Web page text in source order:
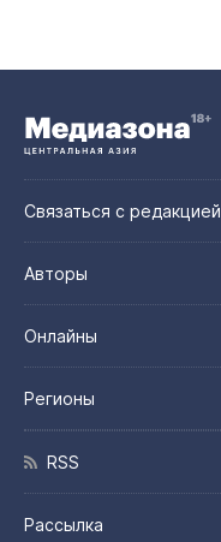
Связаться с редакцией
Авторы
Онлайны
Регионы
RSS
Рассылка